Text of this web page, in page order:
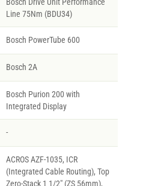
Bosch Drive Unit Performance
Line 75Nm (BDU34)
Bosch PowerTube 600
Bosch 2A
Bosch Purion 200 with
Integrated Display
-
ACROS AZF-1035, ICR
(Integrated Cable Routing), Top
Zero-Stack 1 1/2" (ZS 56mm),